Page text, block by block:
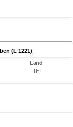
(L 1221)
Land
TH